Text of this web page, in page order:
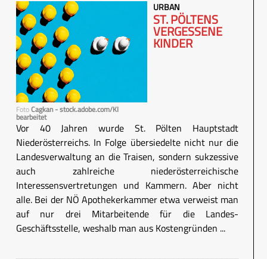
FotoCagkan - stock.adobe.com/KI
bearbeitet
URBAN
ST. PÖLTENS
VERGESSENE
KINDER
Vor 40 Jahren wurde St. Pölten Hauptstadt
Niederösterreichs. In Folge übersiedelte nicht nur die
Landesverwaltung an die Traisen, sondern sukzessive
auch zahlreiche niederösterreichische
Interessensvertretungen und Kammern. Aber nicht
alle. Bei der NÖ Apothekerkammer etwa verweist man
auf nur drei Mitarbeitende für die Landes-
Geschäftsstelle, weshalb man aus Kostengründen ...